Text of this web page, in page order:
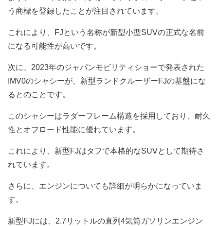
う商標を登録したことが注目されています。
これにより、FJという名称が新型小型SUVの正式な名前
になる可能性が高いです。
次に、2023年のジャパンモビリティショーで発表された
IMV0のシャシーが、新型ランドクルーザーFJの基盤にな
るとのことです。
このシャシーはラダーフレーム構造を採用しており、耐久
性とオフロード性能に優れています。
これにより、新型FJはタフで本格的なSUVとして期待さ
れています。
さらに、エンジンについても詳細が明らかになっていま
す。
新型FJには、2.7リットルの直列4気筒ガソリンエンジン